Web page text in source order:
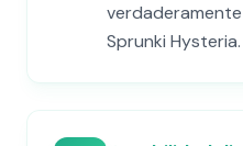
Sprunki Hysteria.